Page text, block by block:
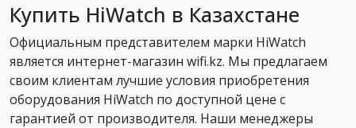
Купить HiWatch в Казахстане
Официальным представителем марки HiWatch
является интернет-магазин wifi.kz. Мы предлагаем
своим клиентам лучшие условия приобретения
оборудования HiWatch по доступной цене с
гарантией от производителя. Наши менеджеры